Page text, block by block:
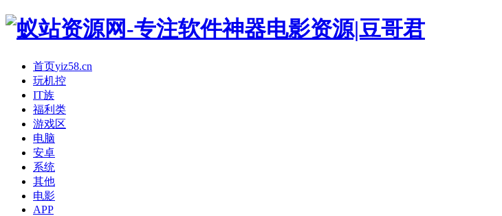
首页yiz58.cn
玩机控
IT族
福利类
游戏区
电脑
安卓
系统
其他
电影
APP